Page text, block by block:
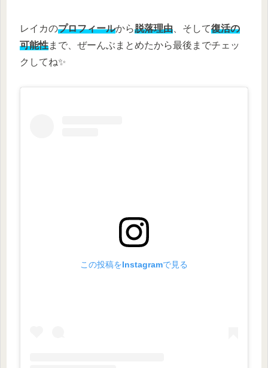
レイカのプロフィールから脱落理由 、そして復活の
可能性まで、ぜーんぶまとめたから最後までチェッ
クしてね✨
この投稿をInstagramで見る